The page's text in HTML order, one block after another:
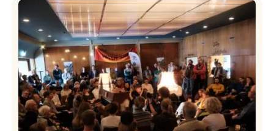
frå
Vossa
Jazz
om
endringar
i
administrasjonen